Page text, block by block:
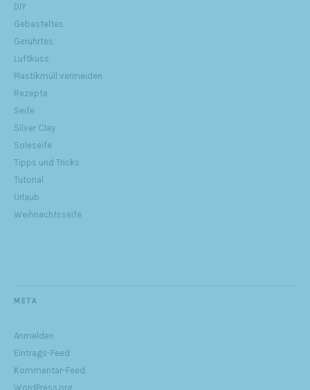
DIY
Gebasteltes
Gerührtes
Luftkuss
Plastikmüll vermeiden
Rezepte
Seife
Silver Clay
Soleseife
Tipps und Tricks
Tutorial
Urlaub
Weihnachtsseife
META
Anmelden
Eintrags-Feed
Kommentar-Feed
WordPress.org